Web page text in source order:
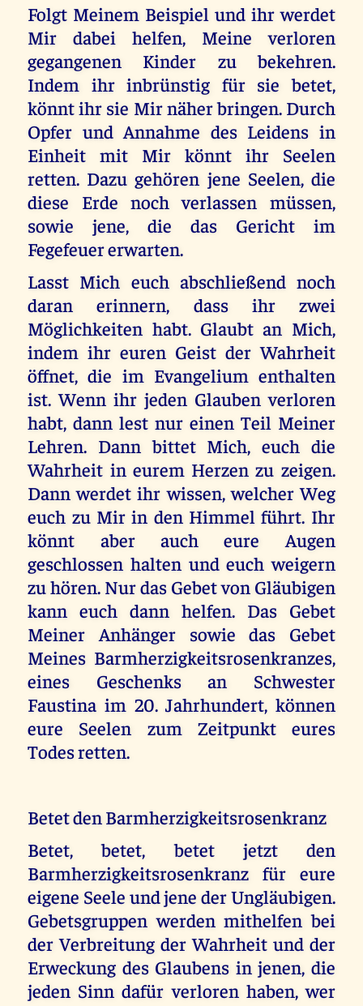
Folgt Meinem Beispiel und ihr werdet
Mir dabei helfen, Meine verloren
gegangenen Kinder zu bekehren.
Indem ihr inbrünstig für sie betet,
könnt ihr sie Mir näher bringen. Durch
Opfer und Annahme des Leidens in
Einheit mit Mir könnt ihr Seelen
retten. Dazu gehören jene Seelen, die
diese Erde noch verlassen müssen,
sowie jene, die das Gericht im
Fegefeuer erwarten.
Lasst Mich euch abschließend noch
daran erinnern, dass ihr zwei
Möglichkeiten habt. Glaubt an Mich,
indem ihr euren Geist der Wahrheit
öffnet, die im Evangelium enthalten
ist. Wenn ihr jeden Glauben verloren
habt, dann lest nur einen Teil Meiner
Lehren. Dann bittet Mich, euch die
Wahrheit in eurem Herzen zu zeigen.
Dann werdet ihr wissen, welcher Weg
euch zu Mir in den Himmel führt. Ihr
könnt aber auch eure Augen
geschlossen halten und euch weigern
zu hören. Nur das Gebet von Gläubigen
kann euch dann helfen. Das Gebet
Meiner Anhänger sowie das Gebet
Meines Barmherzigkeitsrosenkranzes,
eines Geschenks an Schwester
Faustina im 20. Jahrhundert, können
eure Seelen zum Zeitpunkt eures
Todes retten.
Betet den Barmherzigkeitsrosenkranz
Betet, betet, betet jetzt den
Barmherzigkeitsrosenkranz für eure
eigene Seele und jene der Ungläubigen.
Gebetsgruppen werden mithelfen bei
der Verbreitung der Wahrheit und der
Erweckung des Glaubens in jenen, die
jeden Sinn dafür verloren haben, wer